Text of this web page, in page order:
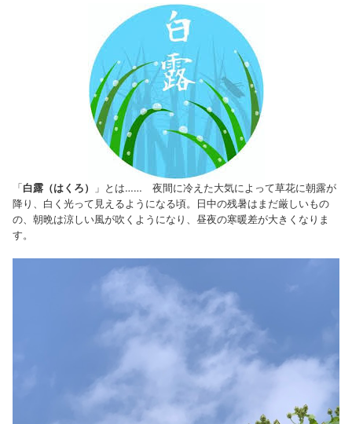
「白露（はくろ）
」とは…… 夜間に冷えた大気によって草花に朝露が
降り、白く光って見えるようになる頃。日中の残暑はまだ厳しいもの
の、朝晩は涼しい風が吹くようになり、昼夜の寒暖差が大きくなりま
す。